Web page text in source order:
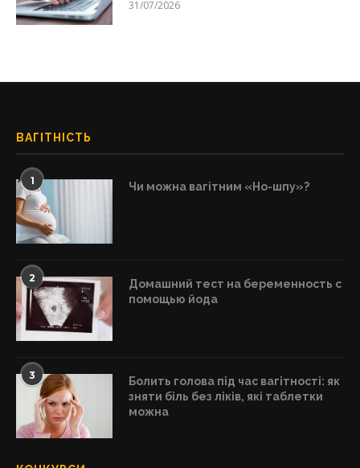
31/07/2026
ВАГІТНІСТЬ
1 Чи можна вагітним «Но-шпу»?
2
Домашний тест на беременность с
помощью йода
3
Болить голова під час вагітності: як
зняти біль без ліків, які таблетки
можна